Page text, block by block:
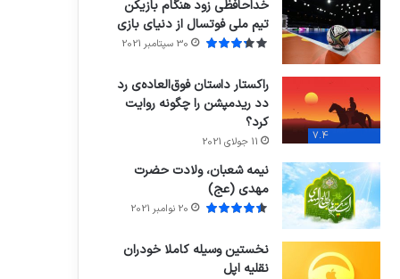
خداحافظی زود هنگام بازیکن
تیم ملی فوتسال از دنیای بازی
30 سپتامبر 2021
7.4
راکستار داستان فوق‌العاده‌ی رد
دد ریدمپشن را چگونه روایت
کرد؟
11 جولای 2021
نیمه شعبان، ولادت حضرت
مهدی (عج)
20 نوامبر 2021
نخستین وسیله کاملا خودران
نقلیه اپل